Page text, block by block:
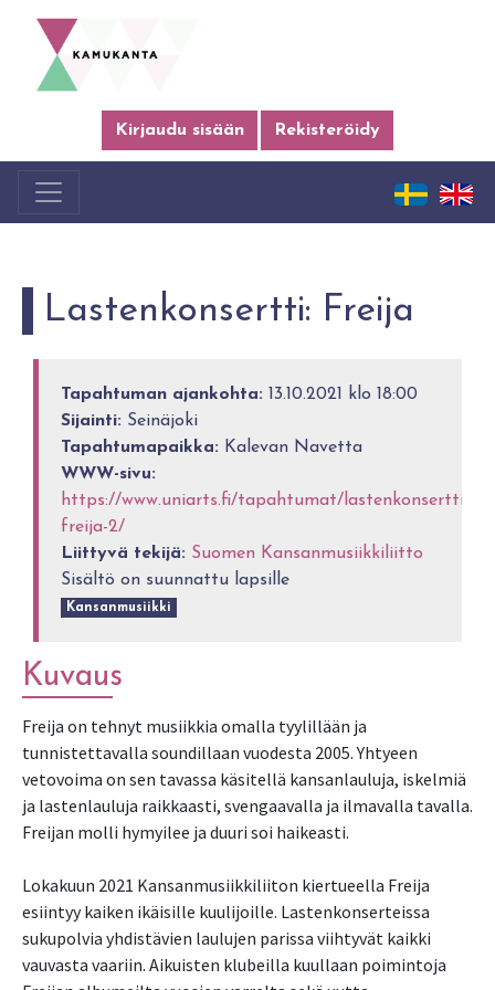
Kirjaudu sisään Rekisteröidy
Las­ten­kon­sert­ti: Frei­ja
Tapahtuman ajankohta: 13.10.2021 klo 18:00
Sijainti: Seinäjoki
Tapahtumapaikka: Kalevan Navetta
WWW-sivu:
https://www.uniarts.fi/tapahtumat/lastenkonsertti-
freija-2/
Liittyvä tekijä: Suomen Kansanmusiikkiliitto
Sisältö on suunnattu lapsille
Kansanmusiikki
Kuvaus
Freija on tehnyt musiikkia omalla tyylillään ja
tunnistettavalla soundillaan vuodesta 2005. Yhtyeen
vetovoima on sen tavassa käsitellä kansanlauluja, iskelmiä
ja lastenlauluja raikkaasti, svengaavalla ja ilmavalla tavalla.
Freijan molli hymyilee ja duuri soi haikeasti.
Lokakuun 2021 Kansanmusiikkiliiton kiertueella Freija
esiintyy kaiken ikäisille kuulijoille. Lastenkonserteissa
sukupolvia yhdistävien laulujen parissa viihtyvät kaikki
vauvasta vaariin. Aikuisten klubeilla kuullaan poimintoja